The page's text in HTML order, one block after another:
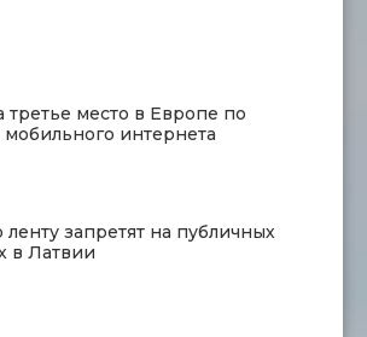
третье место в Европе по
интернета
ленту запретят на публичных
в Латвии